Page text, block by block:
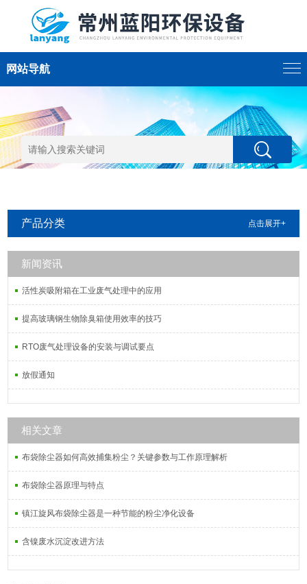
网站导航
产品分类 点击展开+
新闻资讯
活性炭吸附箱在工业废气处理中的应用
提高玻璃钢生物除臭箱使用效率的技巧
RTO废气处理设备的安装与调试要点
放假通知
相关文章
布袋除尘器如何高效捕集粉尘？关键参数与工作原理解析
布袋除尘器原理与特点
镇江旋风布袋除尘器是一种节能的粉尘净化设备
含镍废水沉淀改进方法